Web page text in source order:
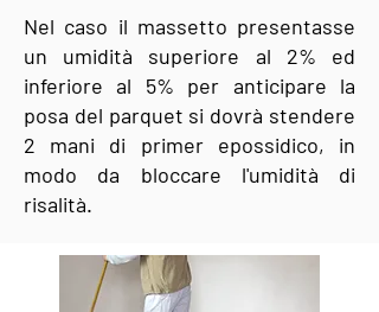
Nel caso il massetto presentasse
un umidità superiore al 2% ed
inferiore al 5% per anticipare la
posa del parquet si dovrà stendere
2 mani di primer epossidico, in
modo da bloccare l'umidità di
risalità.